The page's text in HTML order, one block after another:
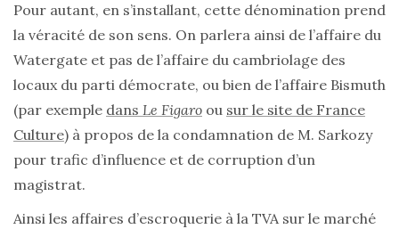
Pour autant, en s’installant, cette dénomination prend
la véracité de son sens. On parlera ainsi de l’affaire du
Watergate et pas de l’affaire du cambriolage des
locaux du parti démocrate, ou bien de l’affaire Bismuth
(par exemple dans Le Figaro ou sur le site de France
Culture) à propos de la condamnation de M. Sarkozy
pour trafic d’influence et de corruption d’un
magistrat.
Ainsi les affaires d’escroquerie à la TVA sur le marché